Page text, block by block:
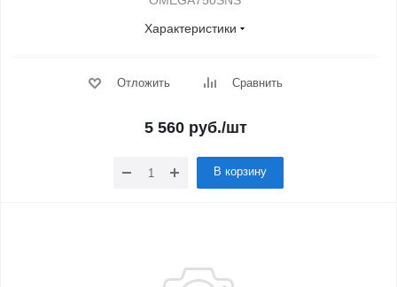
Характеристики
Отложить Сравнить
5 560руб./шт
В корзину